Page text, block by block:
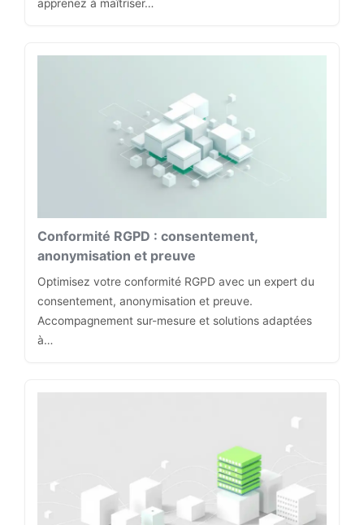
apprenez à maîtriser…
Conformité RGPD : consentement,
anonymisation et preuve
Optimisez votre conformité RGPD avec un expert du
consentement, anonymisation et preuve.
Accompagnement sur-mesure et solutions adaptées
à…